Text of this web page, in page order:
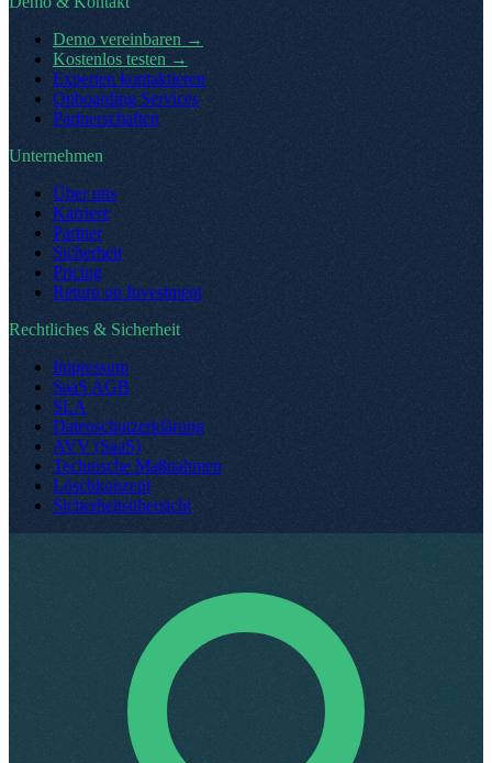
Demo vereinbaren →
Kostenlos testen →
Experten kontaktieren
Onboarding Services
Partnerschaften
Unternehmen
Über uns
Karriere
Partner
Sicherheit
Pricing
Return on Investment
Rechtliches & Sicherheit
Impressum
SaaS AGB
SLA
Datenschutzerklärung
AVV (SaaS)
Technische Maßnahmen
Löschkonzept
Sicherheitsübersicht